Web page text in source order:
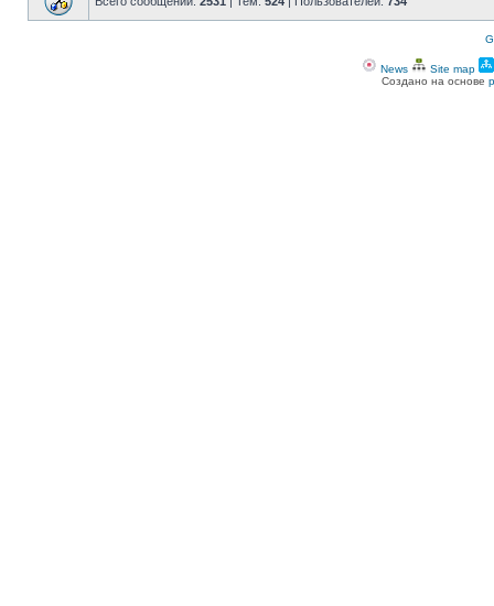
News Site map
Создано на основе